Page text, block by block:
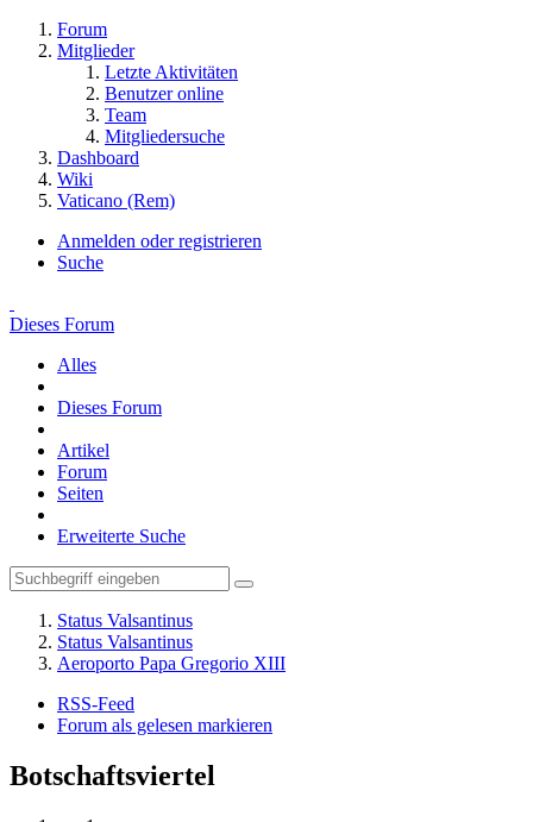
Forum
Mitglieder
Letzte Aktivitäten
Benutzer online
Team
Mitgliedersuche
Dashboard
Wiki
Vaticano (Rem)
Anmelden oder registrieren
Suche
Dieses Forum
Alles
Dieses Forum
Artikel
Forum
Seiten
Erweiterte Suche
Status Valsantinus
Status Valsantinus
Aeroporto Papa Gregorio XIII
RSS-Feed
Forum als gelesen markieren
Botschaftsviertel